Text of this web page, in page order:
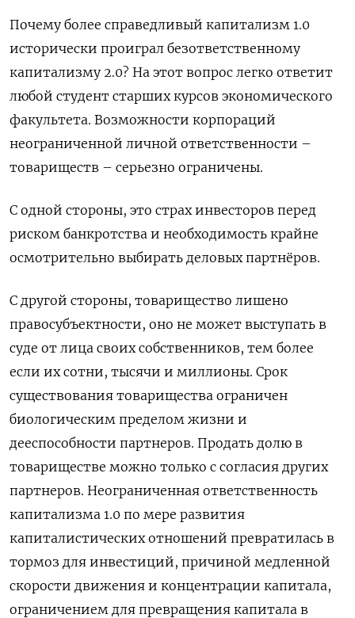
Почему более справедливый капитализм 1.0
исторически проиграл безответственному
капитализму 2.0? На этот вопрос легко ответит
любой студент старших курсов экономического
факультета. Возможности корпораций
неограниченной личной ответственности –
товариществ – серьезно ограничены.
С одной стороны, это страх инвесторов перед
риском банкротства и необходимость крайне
осмотрительно выбирать деловых партнёров.
С другой стороны, товарищество лишено
правосубъектности, оно не может выступать в
суде от лица своих собственников, тем более
если их сотни, тысячи и миллионы. Срок
существования товарищества ограничен
биологическим пределом жизни и
дееспособности партнеров. Продать долю в
товариществе можно только с согласия других
партнеров. Неограниченная ответственность
капитализма 1.0 по мере развития
капиталистических отношений превратилась в
тормоз для инвестиций, причиной медленной
скорости движения и концентрации капитала,
ограничением для превращения капитала в